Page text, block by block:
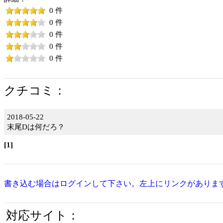
0 件
0 件
0 件
0 件
0 件
クチコミ：
2018-05-22
末尾Dは何だろ？
[1]
書き込む場合はログインして下さい。左上にリンクがありま
対応サイト：